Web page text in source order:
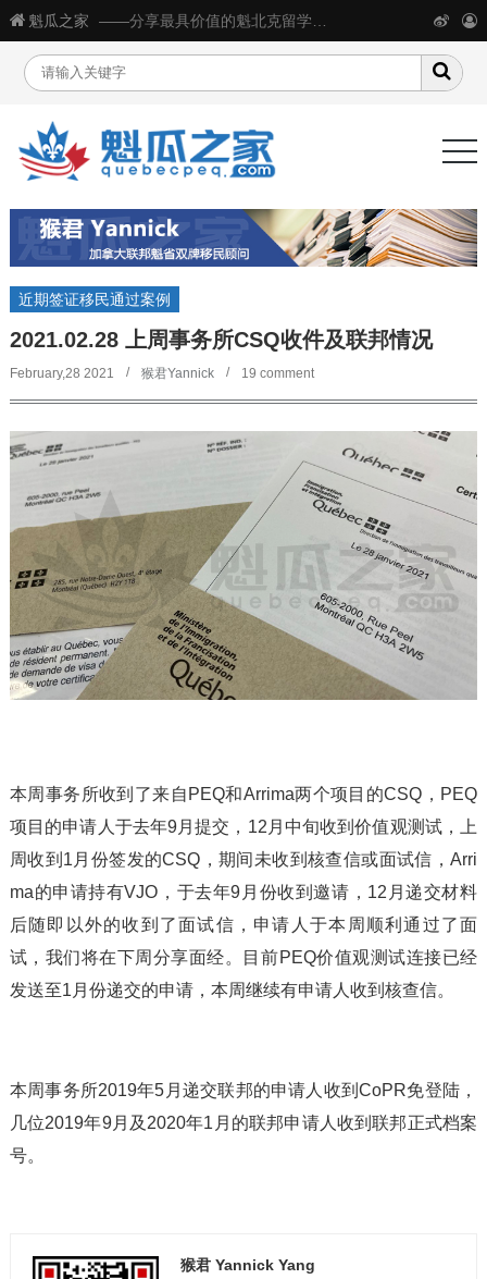
魁瓜之家 ——分享最具价值的魁北克留学移民生活信息
近期签证移民通过案例
2021.02.28 上周事务所CSQ收件及联邦情况
February,28 2021 猴君Yannick 19 comment
本周事务所收到了来自PEQ和Arrima两个项目的CSQ，PEQ
项目的申请人于去年9月提交，12月中旬收到价值观测试，上
周收到1月份签发的CSQ，期间未收到核查信或面试信，Arri
ma的申请持有VJO，于去年9月份收到邀请，12月递交材料
后随即以外的收到了面试信，申请人于本周顺利通过了面
试，我们将在下周分享面经。目前PEQ价值观测试连接已经
发送至1月份递交的申请，本周继续有申请人收到核查信。
本周事务所2019年5月递交联邦的申请人收到CoPR免登陆，
几位2019年9月及2020年1月的联邦申请人收到联邦正式档案
号。
猴君 Yannick Yang